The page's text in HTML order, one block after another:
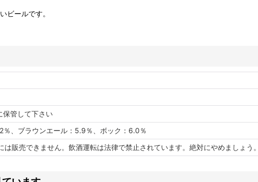
ビールです。
保管して下さい
、ブラウンエール：5.9％、ボック：6.0％
は販売できません。飲酒運転は法律で禁止されています。絶対にやめましょう